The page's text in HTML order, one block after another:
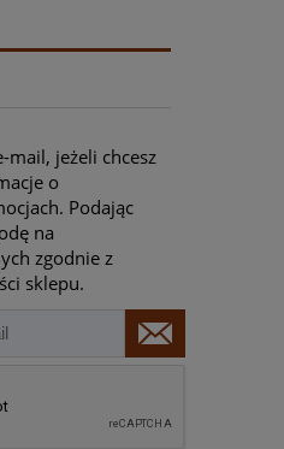
mail, jeżeli chcesz
o
Podając
na
zgodnie z
sklepu.